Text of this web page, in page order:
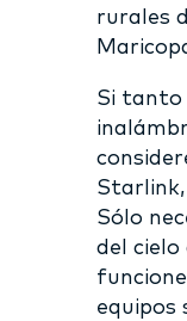
rurales
Si tanto
Sólo
del cielo
equipos